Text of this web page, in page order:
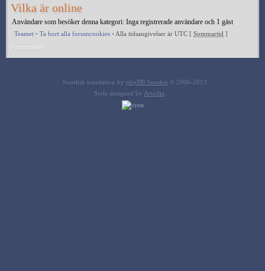
Vilka är online
Användare som besöker denna kategori: Inga registrerade användare och 1 gäst
Teamet • Ta bort alla forumcookies • Alla tidsangivelser är UTC [ Sommartid ]
Forumindex
Swedish translation by phpBB Sweden © 2006-2013
Style designed by Artodia